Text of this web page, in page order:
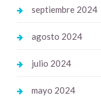
septiembre 2024
agosto 2024
julio 2024
mayo 2024